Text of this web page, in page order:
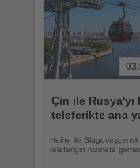
Oku
Çin ile Rusya'yı
teleferikte ana
Heihe ile
teleferiğin hizmete